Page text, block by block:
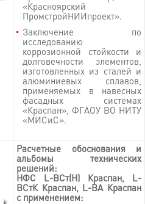
«Красноярский
ПромстройНИИпроект».
Заключение по
исследованию
коррозионной стойкости и
долговечности элементов,
изготовленных из сталей и
алюминиевых сплавов,
применяемых в навесных
фасадных системах
«Краспан», ФГАОУ ВО НИТУ
«МИСиС».
Расчетные обоснования и
альбомы технических
решений:
НФС L-ВСт(Н) Краспан, L-
ВСтК Краспан, L-ВА Краспан
с применением: